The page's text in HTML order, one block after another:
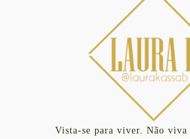
Vista-se para viver. Não viva